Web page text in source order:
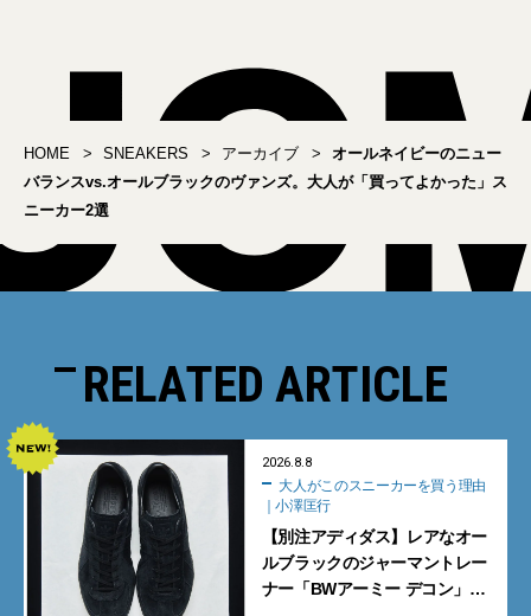
HOME SNEAKERS アーカイブ
オールネイビーのニュー
バランスvs.オールブラックのヴァンズ。大人が「買ってよかった」ス
ニーカー2選
RELATED ARTICLE
2026.8.8
｜小澤匡行
【別注アディダス】レアなオー
ルブラックのジャーマントレー
ナー「BWアーミー デコン」